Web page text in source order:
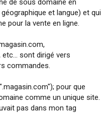
et langue) et qui
pour la vente en ligne.
sont dirigé vers
commandes.
pour que
comme un unique site.
pas dans mon tag